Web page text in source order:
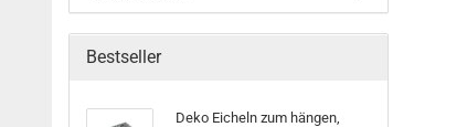
Bestseller
Deko Eicheln zum hängen,